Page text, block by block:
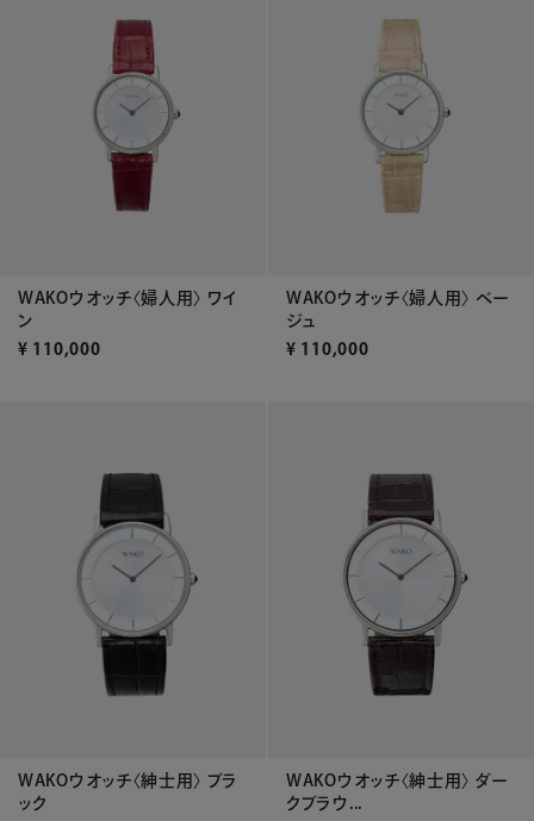
WAKOウオッチ〈婦人用〉 ワイ
ン
¥ 110,000
WAKOウオッチ〈婦人用〉 ベー
ジュ
¥ 110,000
WAKOウオッチ〈紳士用〉 ブラ
ック
WAKOウオッチ〈紳士用〉 ダー
クブラウ...